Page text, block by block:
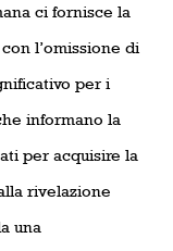
ci fornisce la
l’omissione di
per i
informano la
per acquisire la
rivelazione
una